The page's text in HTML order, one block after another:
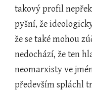
takový profil
pyšní, že
že se také mohou
nedochází, že ten
neomarxisty ve
především spláchl